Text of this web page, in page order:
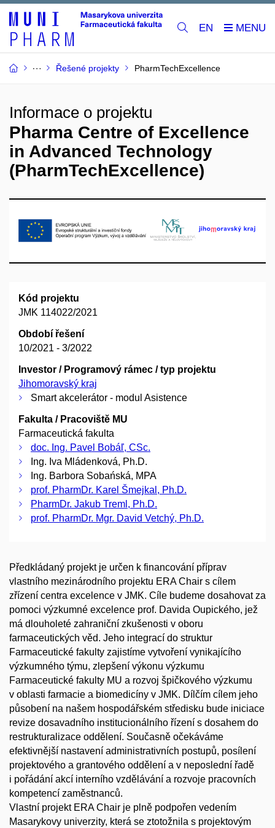
EN
Řešené projekty PharmTechExcellence
Informace o projektu
Pharma Centre of Excellence
in Advanced Technology
(PharmTechExcellence)
Kód projektu
JMK 114022/2021
Období řešení
10/2021 - 3/2022
Investor / Programový rámec / typ projektu
Jihomoravský kraj
Smart akcelerátor - modul Asistence
Fakulta / Pracoviště MU
Farmaceutická fakulta
doc. Ing. Pavel Bobáľ, CSc.
Ing. Iva Mládenková, Ph.D.
Ing. Barbora Sobańská, MPA
prof. PharmDr. Karel Šmejkal, Ph.D.
PharmDr. Jakub Treml, Ph.D.
prof. PharmDr. Mgr. David Vetchý, Ph.D.
Předkládaný projekt je určen k financování příprav
vlastního mezinárodního projektu ERA Chair s cílem
zřízení centra excelence v JMK. Cíle budeme dosahovat za
pomoci výzkumné excelence prof. Davida Oupického, jež
má dlouholeté zahraniční zkušenosti v oboru
farmaceutických věd. Jeho integrací do struktur
Farmaceutické fakulty zajistíme vytvoření vynikajícího
výzkumného týmu, zlepšení výkonu výzkumu
Farmaceutické fakulty MU a rozvoj špičkového výzkumu
v oblasti farmacie a biomedicíny v JMK. Dílčím cílem jeho
působení na našem hospodářském středisku bude iniciace
revize dosavadního institucionálního řízení s dosahem do
restrukturalizace oddělení. Současně očekáváme
efektivnější nastavení administrativních postupů, posílení
projektového a grantového oddělení a v neposlední řadě
i pořádání akcí interního vzdělávání a rozvoje pracovních
kompetencí zaměstnanců.
Vlastní projekt ERA Chair je plně podpořen vedením
Masarykovy univerzity, která se ztotožnila s projektovým